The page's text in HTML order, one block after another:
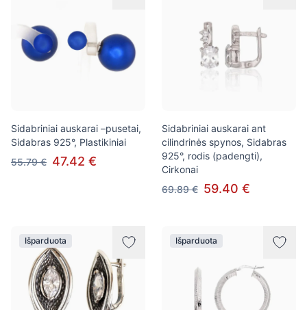
Sidabriniai auskarai –pusetai,
Sidabras 925°, Plastikiniai
55.79 € 47.42 €
Sidabriniai auskarai ant
cilindrinės spynos, Sidabras
925°, rodis (padengti),
Cirkonai
69.89 € 59.40 €
Išparduota Išparduota